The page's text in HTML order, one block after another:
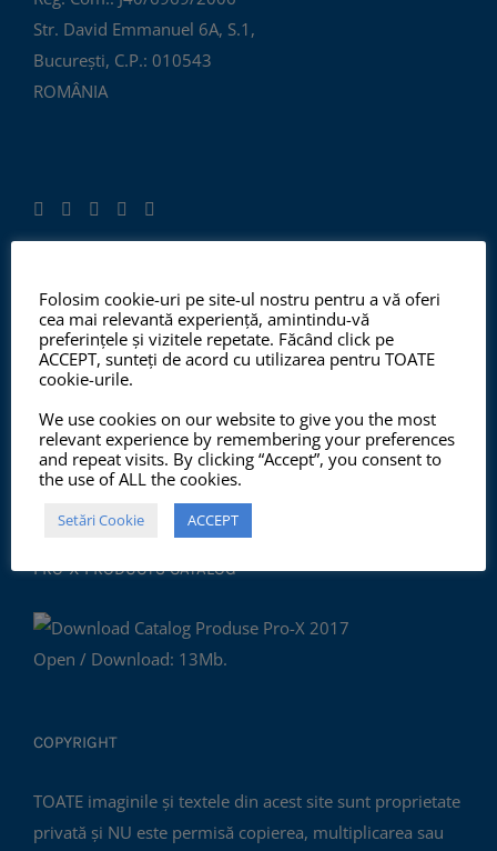
Str. David Emmanuel 6A, S.1,
București, C.P.: 010543
ROMÂNIA
ISO 9001:2015, ISO 14001:2015
Începând cu anul 2012, ChemSol Group deține
Certificatul Sistemului de Management al Calității
ISO9001:2015 și Certificatul Sistemului de Management
al Mediului ISO14001:2015.
PRO-X PRODUCTS CATALOG
Open / Download: 13Mb.
COPYRIGHT
TOATE imaginile și textele din acest site sunt proprietate
privată și NU este permisă copierea, multiplicarea sau
Folosim cookie-uri pe site-ul nostru pentru a vă oferi
cea mai relevantă experiență, amintindu-vă
preferințele și vizitele repetate. Făcând click pe
ACCEPT, sunteți de acord cu utilizarea pentru TOATE
cookie-urile.
We use cookies on our website to give you the most
relevant experience by remembering your preferences
and repeat visits. By clicking “Accept”, you consent to
the use of ALL the cookies.
Setări Cookie ACCEPT